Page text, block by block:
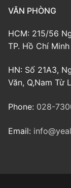
VĂN PHÒNG
HCM: 215/56
TP. Hồ Chí Minh
HN: Số 21A3,
Văn, Q,Nam Từ
Phone: 028-
Email: